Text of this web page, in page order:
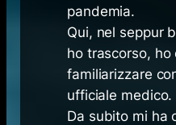
pandemia.
Qui, nel seppur
ho trascorso, ho
familiarizzare
ufficiale medico.
Da subito mi ha